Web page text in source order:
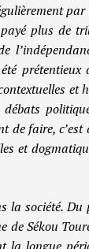
plus de
prétentieux
et
de faire,
et
la société.
de Sékou
la longue